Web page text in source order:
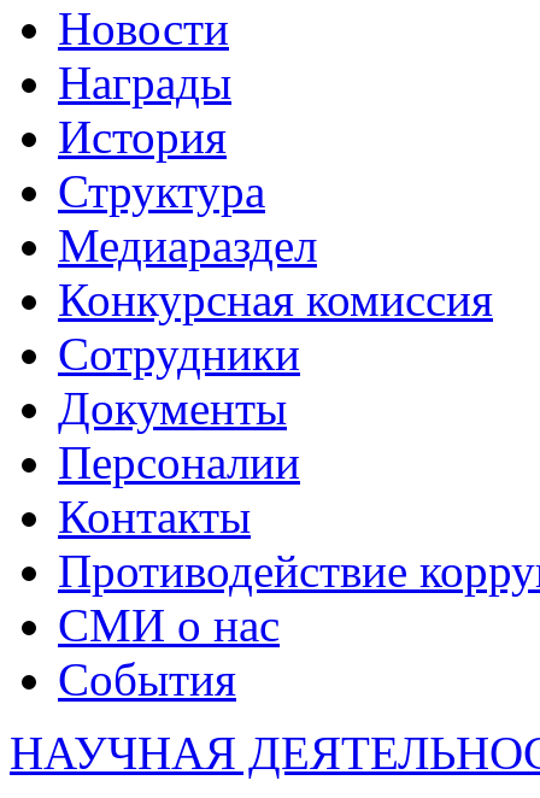
Новости
Награды
История
Структура
Медиараздел
Конкурсная комиссия
Сотрудники
Документы
Персоналии
Контакты
Противодействие
СМИ о нас
События
НАУЧНАЯ